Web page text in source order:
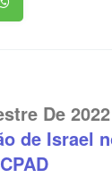
De
de Israel
CPAD